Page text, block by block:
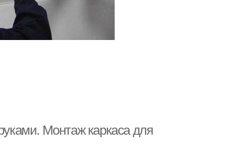
Монтаж каркаса для